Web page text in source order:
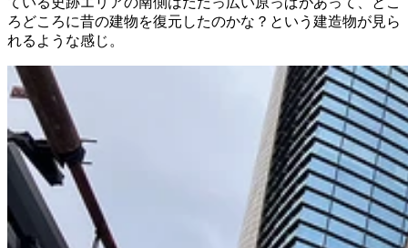
ろどころに昔の建物を復元したのかな？という建造物が見ら
れるような感じ。